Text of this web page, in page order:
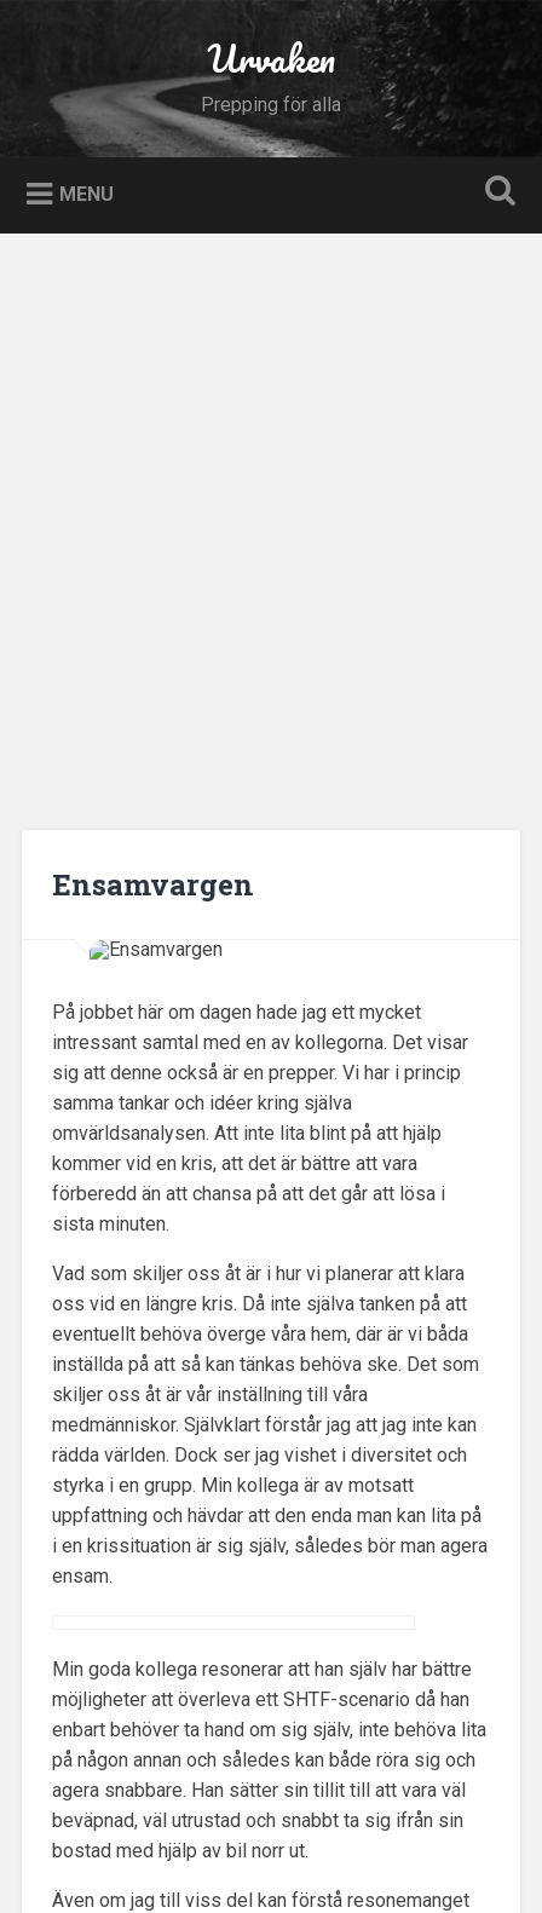
Urvaken
Prepping för alla
MENU
Ensamvargen
På jobbet här om dagen hade jag ett mycket
intressant samtal med en av kollegorna. Det visar
sig att denne också är en prepper. Vi har i princip
samma tankar och idéer kring själva
omvärldsanalysen. Att inte lita blint på att hjälp
kommer vid en kris, att det är bättre att vara
förberedd än att chansa på att det går att lösa i
sista minuten.
Vad som skiljer oss åt är i hur vi planerar att klara
oss vid en längre kris. Då inte själva tanken på att
eventuellt behöva överge våra hem, där är vi båda
inställda på att så kan tänkas behöva ske. Det som
skiljer oss åt är vår inställning till våra
medmänniskor. Självklart förstår jag att jag inte kan
rädda världen. Dock ser jag vishet i diversitet och
styrka i en grupp. Min kollega är av motsatt
uppfattning och hävdar att den enda man kan lita på
i en krissituation är sig själv, således bör man agera
ensam.
Min goda kollega resonerar att han själv har bättre
möjligheter att överleva ett SHTF-scenario då han
enbart behöver ta hand om sig själv, inte behöva lita
på någon annan och således kan både röra sig och
agera snabbare. Han sätter sin tillit till att vara väl
beväpnad, väl utrustad och snabbt ta sig ifrån sin
bostad med hjälp av bil norr ut.
Även om jag till viss del kan förstå resonemanget